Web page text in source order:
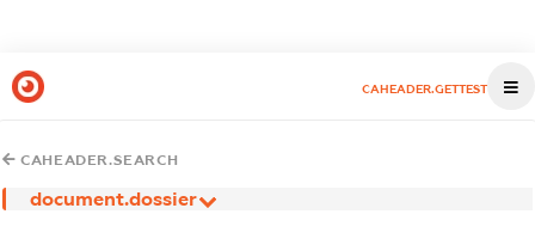
CAHEADER.GETTEST
CAHEADER.SEARCH
document.dossier